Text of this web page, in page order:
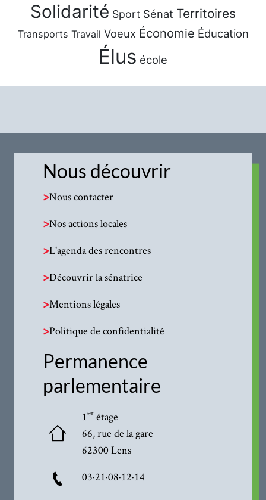
Solidarité Sport Sénat Territoires
Transports Travail Voeux Économie Éducation
Élus école
Nous découvrir
>Nous contacter
>Nos actions locales
>L'agenda des rencontres
>Découvrir la sénatrice
>Mentions légales
>Politique de confidentialité
Permanence
parlementaire
1erétage
66, rue de la gare
62300 Lens
03·21·08·12·14